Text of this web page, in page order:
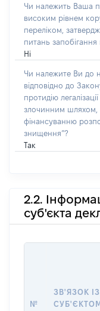
Чи належить Ваша
високим рівнем
переліком,
питань запобігання
Ні
Чи належите Ви до
відповідно до
протидію
злочинним шляхом,
фінансуванню
знищення”?
Так
2.2.
суб'єкта
№
ЗВ'ЯЗОК ІЗ
СУБ'ЄКТОМ